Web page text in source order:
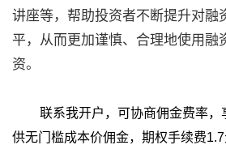
讲座等，帮助投资者不断提升对融
平，从而更加谨慎、合理地使用融
资。
联系我开户，可协商佣金费率，
供无门槛成本价佣金，期权手续费